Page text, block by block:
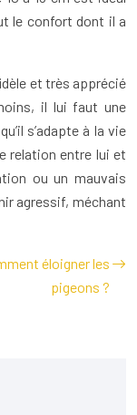
le confort dont il a
et très apprécié
il lui faut une
s’adapte à la vie
relation entre lui et
ou un mauvais
agressif, méchant
éloigner les
pigeons ?